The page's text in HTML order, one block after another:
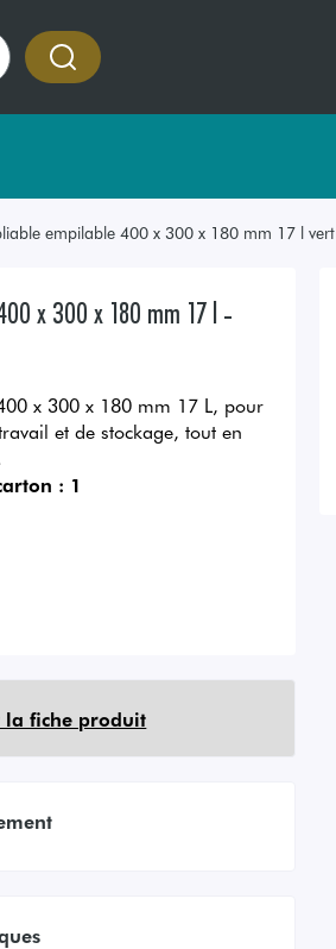
empilable 400 x 300 x 180 mm 17 l vert
x 300 x 180 mm 17 l -
x 300 x 180 mm 17 L, pour
et de stockage, tout en
: 1
la fiche produit